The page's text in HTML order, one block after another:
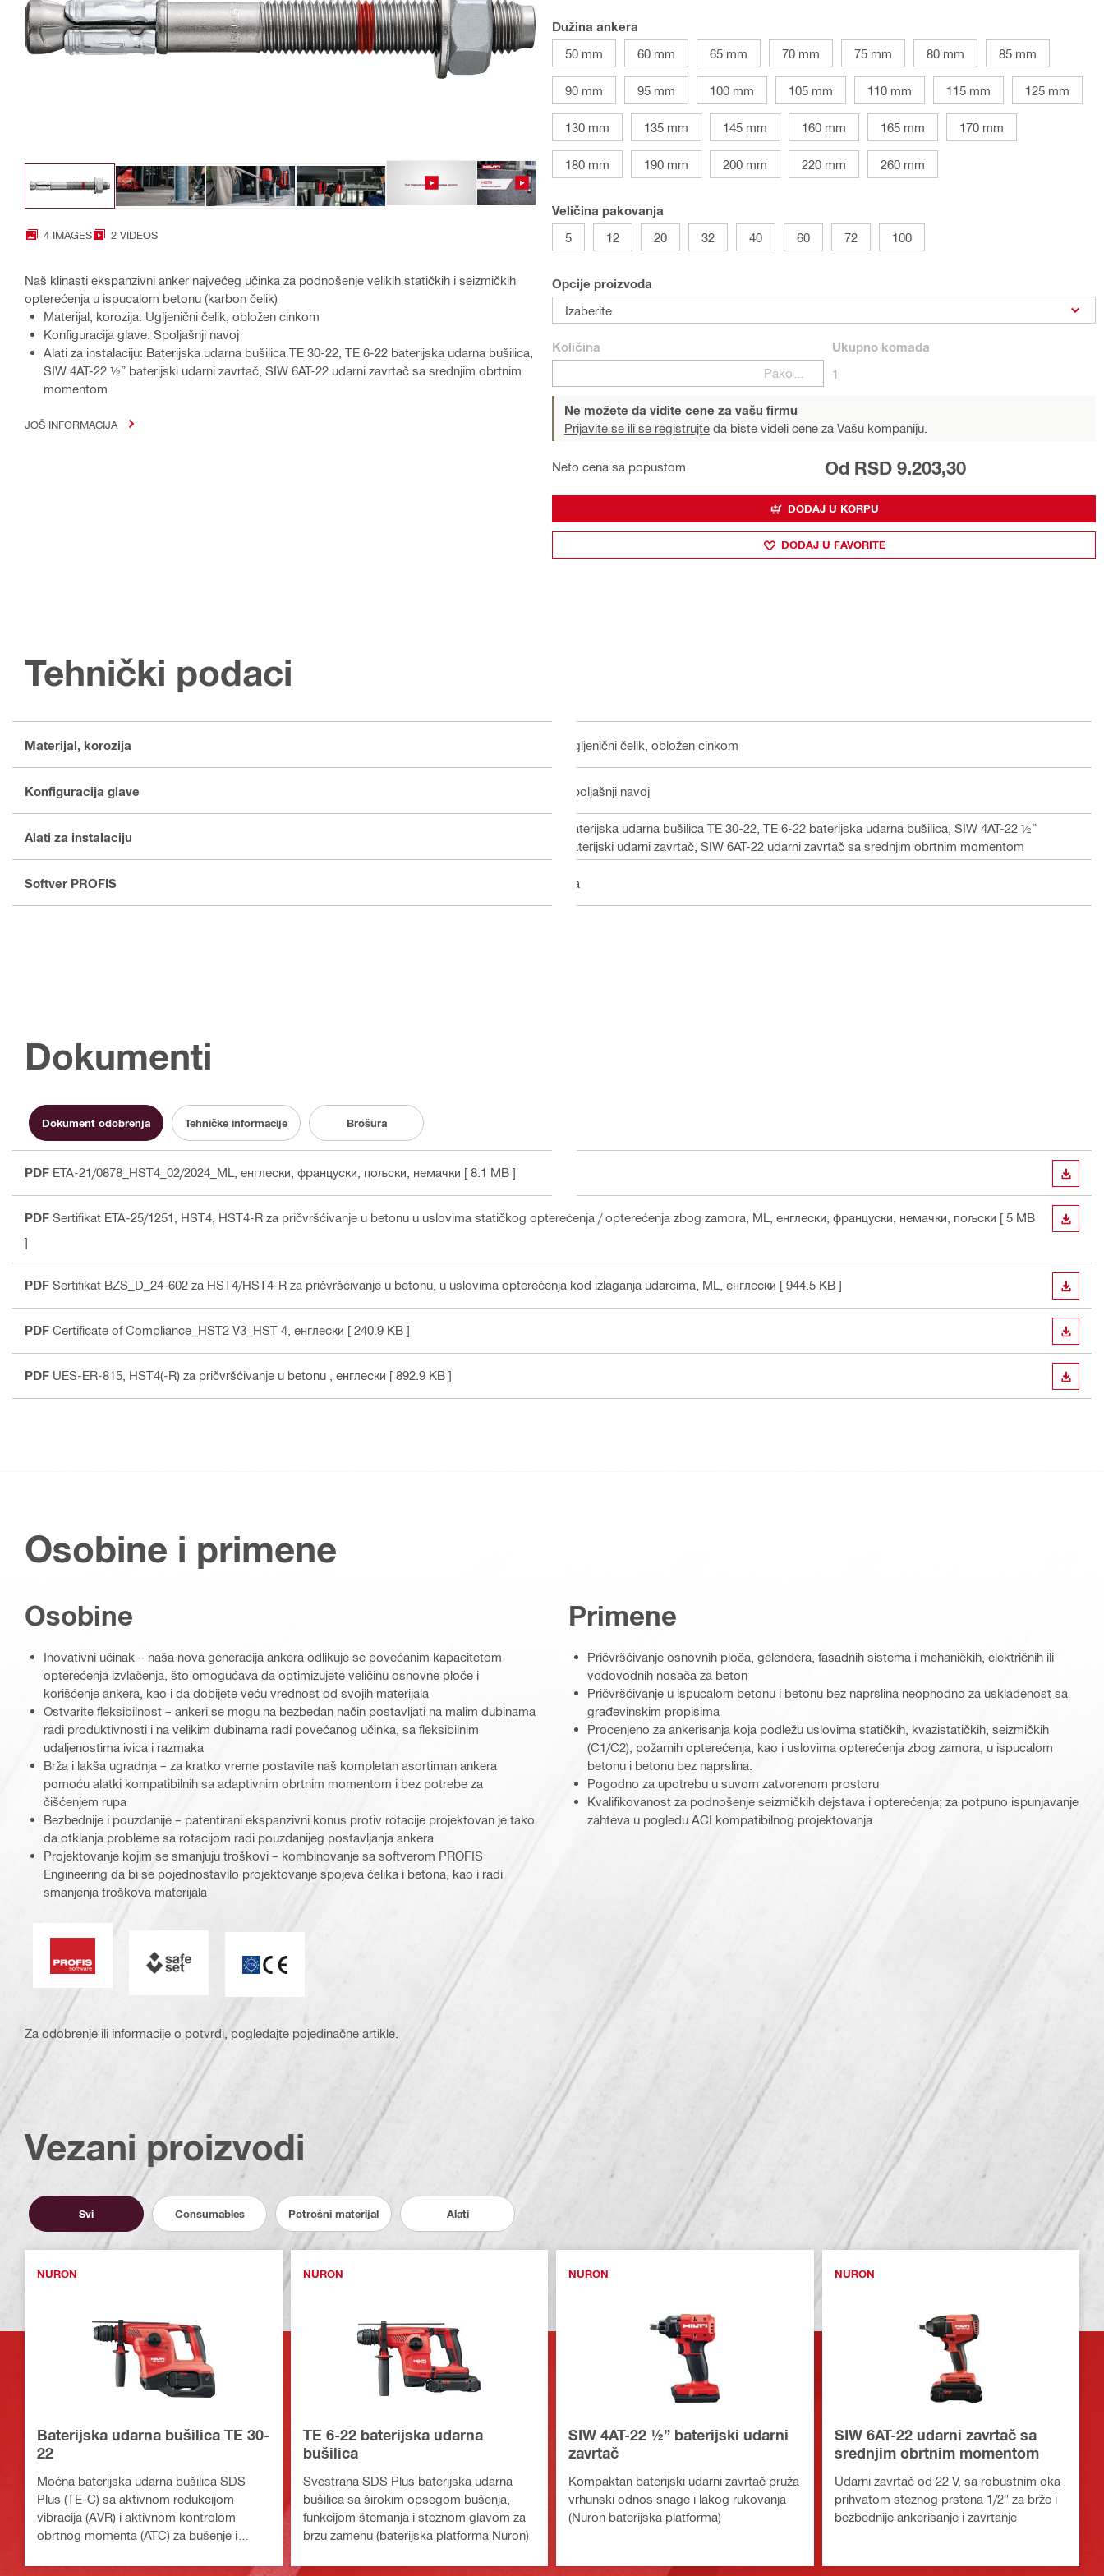
4 IMAGES 2 VIDEOS
Naš klinasti ekspanzivni anker najvećeg učinka za podnošenje velikih statičkih i seizmičkih
opterećenja u ispucalom betonu (karbon čelik)
Materijal, korozija: Ugljenični čelik, obložen cinkom
Konfiguracija glave: Spoljašnji navoj
Alati za instalaciju: Baterijska udarna bušilica TE 30-22, TE 6-22 baterijska udarna bušilica,
SIW 4AT-22 ½” baterijski udarni zavrtač, SIW 6AT-22 udarni zavrtač sa srednjim obrtnim
momentom
JOŠ INFORMACIJA
Dužina ankera
50 mm
60 mm 65 mm 70 mm 75 mm 80 mm 85 mm
90 mm 95 mm 100 mm 105 mm 110 mm 115 mm 125 mm
130 mm 135 mm 145 mm 160 mm 165 mm 170 mm
180 mm 190 mm 200 mm 220 mm 260 mm
Veličina pakovanja
5
12 20 32 40 60 72 100
Opcije proizvoda
Izaberite
Količina
Ukupno komada
1
Ne možete da vidite cene za vašu firmu
Prijavite se ili se registrujte da biste videli cene za Vašu kompaniju.
Neto cena sa popustom Od RSD 9.203,30
DODAJ U KORPU
DODAJ U FAVORITE
Tehnički podaci
Materijal, korozija Ugljenični čelik, obložen cinkom
Konfiguracija glave Spoljašnji navoj
Alati za instalaciju
Baterijska udarna bušilica TE 30-22, TE 6-22 baterijska udarna bušilica, SIW 4AT-22 ½”
baterijski udarni zavrtač, SIW 6AT-22 udarni zavrtač sa srednjim obrtnim momentom
Softver PROFIS Da
Dokumenti
Dokument odobrenja Tehničke informacije Brošura
PDF ETA-21/0878_HST4_02/2024_ML , енглески, француски, пољски, немачки [ 8.1 MB ]
PDF Sertifikat ETA-25/1251, HST4, HST4-R za pričvršćivanje u betonu u uslovima statičkog opterećenja / opterećenja zbog zamora, ML , енглески, француски, немачки, пољски [ 5 MB
]
PDF Sertifikat BZS_D_24-602 za HST4/HST4-R za pričvršćivanje u betonu, u uslovima opterećenja kod izlaganja udarcima, ML , енглески [ 944.5 KB ]
PDF Certificate of Compliance_HST2 V3_HST 4 , енглески [ 240.9 KB ]
PDF UES-ER-815, HST4(-R) za pričvršćivanje u betonu , енглески [ 892.9 KB ]
Osobine i primene
Osobine
Inovativni učinak – naša nova generacija ankera odlikuje se povećanim kapacitetom
opterećenja izvlačenja, što omogućava da optimizujete veličinu osnovne ploče i
korišćenje ankera, kao i da dobijete veću vrednost od svojih materijala
Ostvarite fleksibilnost – ankeri se mogu na bezbedan način postavljati na malim dubinama
radi produktivnosti i na velikim dubinama radi povećanog učinka, sa fleksibilnim
udaljenostima ivica i razmaka
Brža i lakša ugradnja – za kratko vreme postavite naš kompletan asortiman ankera
pomoću alatki kompatibilnih sa adaptivnim obrtnim momentom i bez potrebe za
čišćenjem rupa
Bezbednije i pouzdanije – patentirani ekspanzivni konus protiv rotacije projektovan je tako
da otklanja probleme sa rotacijom radi pouzdanijeg postavljanja ankera
Projektovanje kojim se smanjuju troškovi – kombinovanje sa softverom PROFIS
Engineering da bi se pojednostavilo projektovanje spojeva čelika i betona, kao i radi
smanjenja troškova materijala
Softver PROFIS
Primene
Pričvršćivanje osnovnih ploča, gelendera, fasadnih sistema i mehaničkih, električnih ili
vodovodnih nosača za beton
Pričvršćivanje u ispucalom betonu i betonu bez naprslina neophodno za usklađenost sa
građevinskim propisima
Procenjeno za ankerisanja koja podležu uslovima statičkih, kvazistatičkih, seizmičkih
(C1/C2), požarnih opterećenja, kao i uslovima opterećenja zbog zamora, u ispucalom
betonu i betonu bez naprslina.
Pogodno za upotrebu u suvom zatvorenom prostoru
Kvalifikovanost za podnošenje seizmičkih dejstava i opterećenja; za potpuno ispunjavanje
zahteva u pogledu ACI kompatibilnog projektovanja
Za odobrenje ili informacije o potvrdi, pogledajte pojedinačne artikle.
Vezani proizvodi
Svi Consumables Potrošni materijal Alati
NURON
Baterijska udarna bušilica TE 30-
22
Moćna baterijska udarna bušilica SDS
Plus (TE-C) sa aktivnom redukcijom
vibracija (AVR) i aktivnom kontrolom
obrtnog momenta (ATC) za bušenje i
Nuron)
NURON
TE 6-22 baterijska udarna
bušilica
Svestrana SDS Plus baterijska udarna
bušilica sa širokim opsegom bušenja,
funkcijom štemanja i steznom glavom za
brzu zamenu (baterijska platforma Nuron)
NURON
SIW 4AT-22 ½” baterijski udarni
zavrtač
Kompaktan baterijski udarni zavrtač pruža
vrhunski odnos snage i lakog rukovanja
(Nuron baterijska platforma)
NURON
SIW 6AT-22 udarni zavrtač sa
srednjim obrtnim momentom
Udarni zavrtač od 22 V, sa robustnim oka
prihvatom steznog prstena 1/2" za brže i
bezbednije ankerisanje i zavrtanje